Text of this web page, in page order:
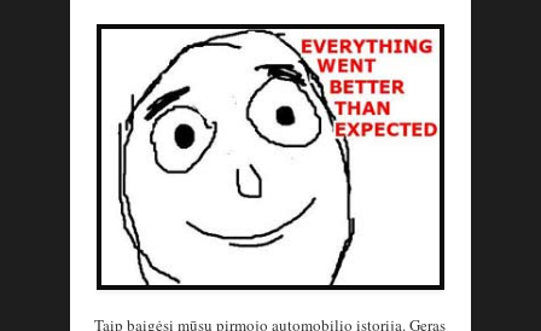
Taip baigėsi mūsų pirmojo automobilio istorija. Geras